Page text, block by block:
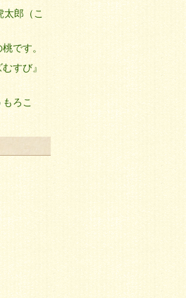
太郎（こ
です。
すび』
ろこ